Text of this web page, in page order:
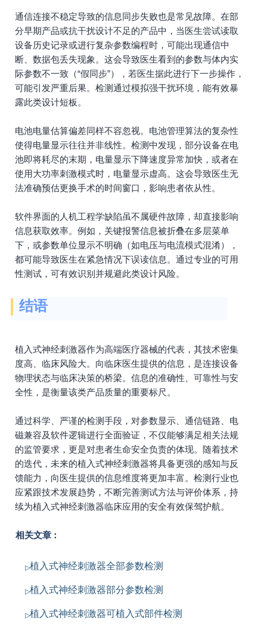
通信连接不稳定导致的信息同步失败也是常见故障。在部
分早期产品或抗干扰设计不足的产品中，当医生尝试读取
设备历史记录或进行复杂参数编程时，可能出现通信中
断、数据包丢失现象。这会导致医生看到的参数与体内实
际参数不一致（“假同步”），若医生据此进行下一步操作，
可能引发严重后果。检测通过模拟强干扰环境，能有效暴
露此类设计短板。
电池电量估算偏差同样不容忽视。电池管理算法的复杂性
使得电量显示往往并非线性。检测中发现，部分设备在电
池即将耗尽的末期，电量显示下降速度异常加快，或者在
使用大功率刺激模式时，电量显示虚高。这会导致医生无
法准确预估更换手术的时间窗口，影响患者依从性。
软件界面的人机工程学缺陷虽不属硬件故障，却直接影响
信息获取效率。例如，关键报警信息被折叠在多层菜单
下，或参数单位显示不明确（如电压与电流模式混淆），
都可能导致医生在紧急情况下误读信息。通过专业的可用
性测试，可有效识别并规避此类设计风险。
结语
植入式神经刺激器作为高端医疗器械的代表，其技术密集
度高、临床风险大。向临床医生提供的信息，是连接设备
物理状态与临床决策的桥梁。信息的准确性、可靠性与安
全性，是衡量该类产品质量的重要标尺。
通过科学、严谨的检测手段，对参数显示、通信链路、电
磁兼容及软件逻辑进行全面验证，不仅能够满足相关法规
的监管要求，更是对患者生命安全负责的体现。随着技术
的迭代，未来的植入式神经刺激器将具备更强的感知与反
馈能力，向医生提供的信息维度将更加丰富。检测行业也
应紧跟技术发展趋势，不断完善测试方法与评价体系，持
续为植入式神经刺激器临床应用的安全有效保驾护航。
相关文章：
植入式神经刺激器全部参数检测
植入式神经刺激器部分参数检测
植入式神经刺激器可植入式部件检测